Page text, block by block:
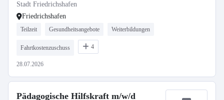
Stadt Friedrichshafen
Friedrichshafen
Teilzeit Gesundheitsangebote Weiterbildungen
Fahrtkostenzuschuss 4
28.07.2026
Pädagogische Hilfskraft m/w/d